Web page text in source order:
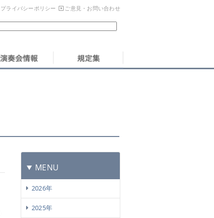
プライバシーポリシー ご意見・お問い合わせ
MENU
2026年
2025年